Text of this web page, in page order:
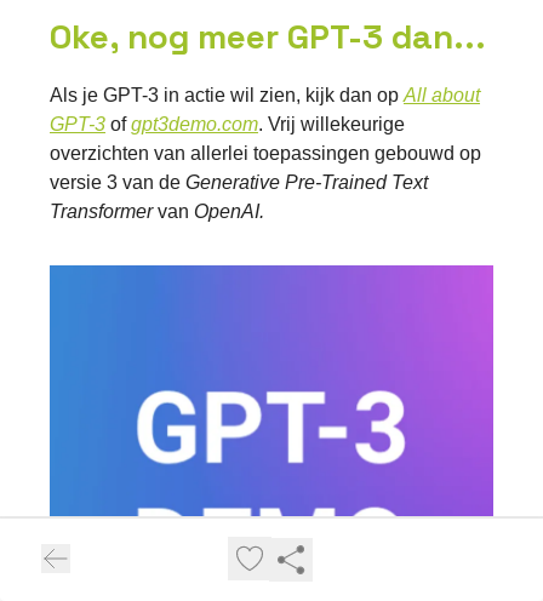
Oke, nog meer GPT-3 dan...
Als je GPT-3 in actie wil zien, kijk dan op All about
GPT-3 ofgpt3demo.com. Vrij willekeurige
overzichten van allerlei toepassingen gebouwd op
versie 3 van de Generative Pre-Trained Text
Transformervan OpenAI.